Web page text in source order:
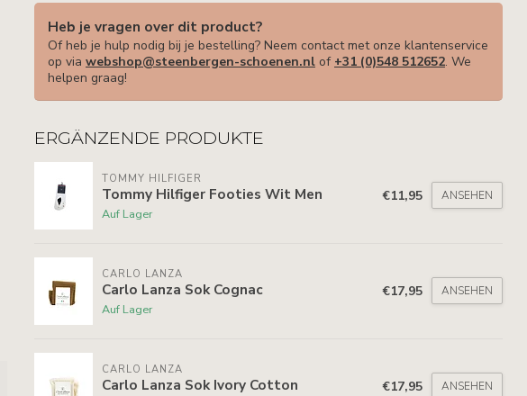
Heb je vragen over dit product?
Of heb je hulp nodig bij je bestelling? Neem contact met onze klantenservice
op via webshop@steenbergen-schoenen.nl of +31 (0)548 512652. We
helpen graag!
ERGÄNZENDE PRODUKTE
TOMMY HILFIGER
Tommy Hilfiger Footies Wit Men
Auf Lager
€11,95 ANSEHEN
CARLO LANZA
Carlo Lanza Sok Cognac
Auf Lager
€17,95 ANSEHEN
CARLO LANZA
Carlo Lanza Sok Ivory Cotton €17,95 ANSEHEN